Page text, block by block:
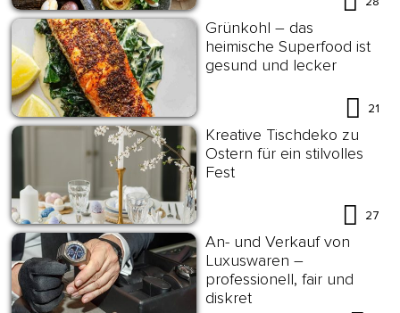
Grünkohl – das
heimische Superfood ist
gesund und lecker
21
Kreative Tischdeko zu
Ostern für ein stilvolles
Fest
27
An- und Verkauf von
Luxuswaren –
professionell, fair und
diskret